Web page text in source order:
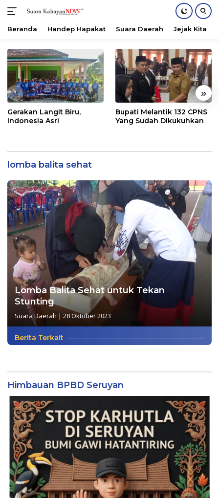
konten
Beranda Handep Hapakat Suara Daerah Jejak Kita
« »
Gerakan Langit Biru,
Indonesia Asri
Bupati Melantik 132 CPNS
Yang Sudah Dikukuhkan
lomba balita sehat
Lomba Balita Sehat untuk Tekan
Stunting
Suara Daerah | 28 Oktober 2023
Berita Terkait
Himbauan BPBD Seruyan